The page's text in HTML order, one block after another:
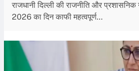
राजधानी दिल्ली की राजनीति और
2026 का दिन काफी महत्वपूर्ण…